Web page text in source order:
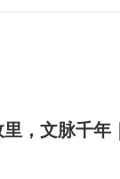
里，文脉千